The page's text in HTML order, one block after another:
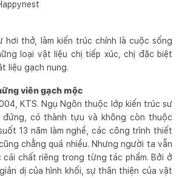
hơi thở, làm kiến trúc chính là cuộc sống
loại vật liệu chị tiếp xúc, chị đặc biệt
liệu gạch nung.
viên gạch mộc
KTS. Ngụ Ngôn thuộc lớp kiến trúc sư
có thành tựu và không còn thuộc
13 năm làm nghề, các công trình thiết
chẳng quá nhiều. Nhưng người ta vẫn
cái chất riêng trong từng tác phẩm. Bởi ở
dị của hình khối, sự thân thiện của vật